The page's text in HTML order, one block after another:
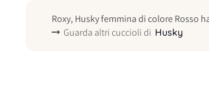
Roxy, Husky femmina di colore Rosso
Guarda altri cuccioli di Husky